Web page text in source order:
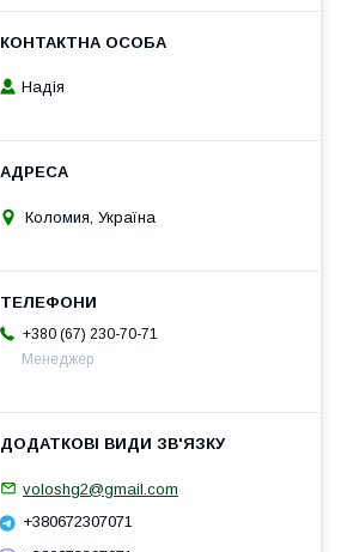
Надія
Коломия, Україна
+380 (67) 230-70-71
Менеджер
voloshg2@gmail.com
+380672307071